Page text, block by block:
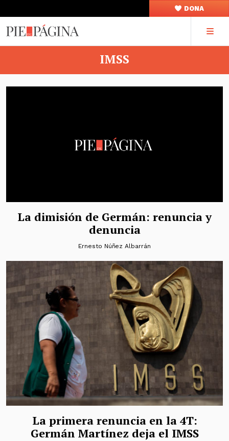
DONA
IMSS
La dimisión de Germán: renuncia y
denuncia
Ernesto Núñez Albarrán
La primera renuncia en la 4T:
Germán Martínez deja el IMSS